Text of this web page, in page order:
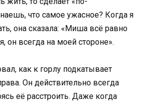
что самое ужасное? Когда я
она сказала: «Миша всё равно
он всегда на моей стороне».
как к горлу подкатывает
Он действительно всегда
её расстроить. Даже когда